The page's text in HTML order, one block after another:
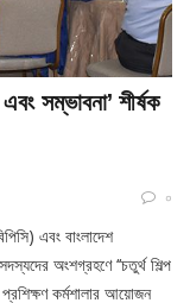
সম্ভাবনা’ শীর্ষক
এবং বাংলাদেশ
অংশগ্রহণে ‘‘চতুর্থ শিল্প